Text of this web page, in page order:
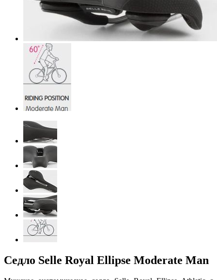
Седло Selle Royal Ellipse Moderate Man